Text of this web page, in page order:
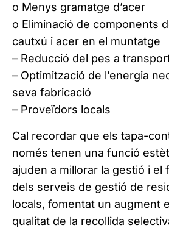
o Menys gramatge d’acer
o Eliminació de components
cautxú i acer en el muntatge
– Reducció del pes a
– Optimització de l’energia
seva fabricació
– Proveïdors locals
Cal recordar que els tapa-
només tenen una funció
ajuden a millorar la gestió i el
dels serveis de gestió de
locals, fomentat un augment
qualitat de la recollida